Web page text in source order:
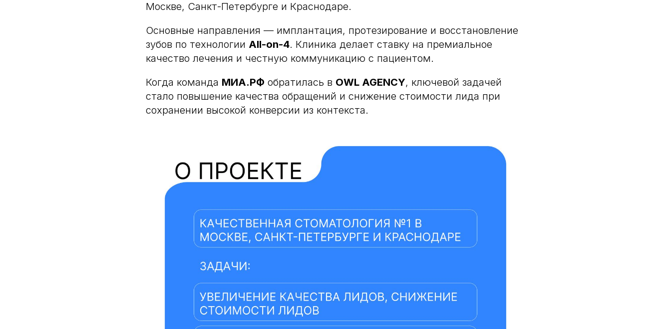
Москве, Санкт-Петербурге и Краснодаре.
Основные направления — имплантация, протезирование и восстановление
зубов по технологии All-on-4. Клиника делает ставку на премиальное
качество лечения и честную коммуникацию с пациентом.
Когда команда МИА.РФ обратилась в OWL AGENCY, ключевой задачей
стало повышение качества обращений и снижение стоимости лида при
сохранении высокой конверсии из контекста.